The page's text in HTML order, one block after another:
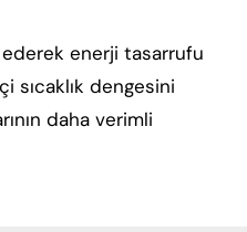
ederek enerji tasarrufu
sıcaklık dengesini
daha verimli